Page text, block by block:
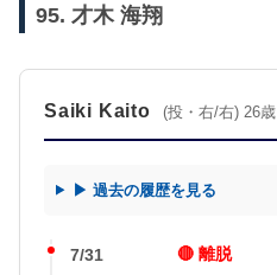
95. 才木 海翔
Saiki Kaito (投・右/右) 26歳
▶ 過去の履歴を見る
7/31
🔴 離脱